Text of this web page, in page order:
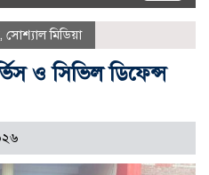
, সোশ্যাল মিডিয়া
ও সিভিল ডিফেন্স